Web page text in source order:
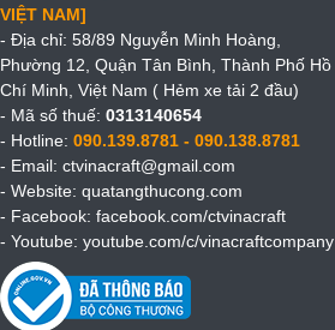
VIỆT NAM]
- Địa chỉ: 58/89 Nguyễn Minh Hoàng,
Phường 12, Quận Tân Bình, Thành Phố Hồ
Chí Minh, Việt Nam ( Hẻm xe tải 2 đầu)
- Mã số thuế: 0313140654
- Hotline: 090.139.8781 - 090.138.8781
- Email: ctvinacraft@gmail.com
- Website: quatangthucong.com
- Facebook: facebook.com/ctvinacraft
- Youtube: youtube.com/c/vinacraftcompany